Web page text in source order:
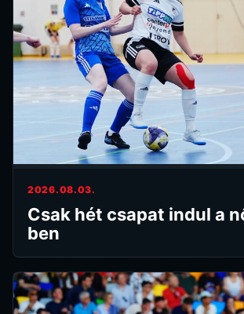
2026.08.03.
Csak hét csapat indul a
ben